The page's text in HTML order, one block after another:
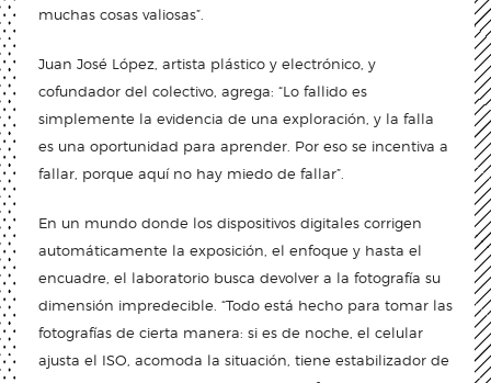
muchas cosas valiosas”.
Juan José López, artista plástico y electrónico, y
cofundador del colectivo, agrega: “Lo fallido es
simplemente la evidencia de una exploración, y la falla
es una oportunidad para aprender. Por eso se incentiva a
fallar, porque aquí no hay miedo de fallar”.
En un mundo donde los dispositivos digitales corrigen
automáticamente la exposición, el enfoque y hasta el
encuadre, el laboratorio busca devolver a la fotografía su
dimensión impredecible. “Todo está hecho para tomar las
fotografías de cierta manera: si es de noche, el celular
ajusta el ISO, acomoda la situación, tiene estabilizador de